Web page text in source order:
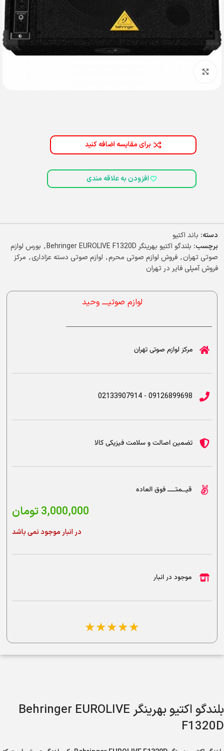
برای مقایسه اضافه کنید
افزودن به علاقه مندی
دسته: باند اکتیو
برچسب: بلندگو اکتیو بهرینگر Behringer EUROLIVE F1320D , بورس لوازم
صوتی تهران, فروش لوازم صوتی محرم, لوازم صوتی دسته عزاداری, مرکز
فروش آمپلی فایر در تهران
لوازم صوتیــــ وحید
مرکز لوازم صوتی تهران
09126899698 - 02133907914
تضمین اصالت و سلامت فیزیکی کالا
قیــمتــــ فوق العاده
3,000,000تومان
در انبار موجود نمی باشد
موجود در انبار
☆
☆
☆
☆
☆
بلندگو اکتیو بهرینگر Behringer EUROLIVE
F1320D